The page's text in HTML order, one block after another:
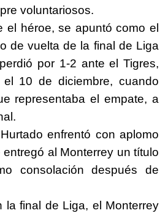
voluntariosos.
el héroe, se apuntó como el
de vuelta de la final de Liga
por 1-2 ante el Tigres,
10 de diciembre, cuando
representaba el empate, a
enfrentó con aplomo
entregó al Monterrey un título
consolación después de
la final de Liga, el Monterrey